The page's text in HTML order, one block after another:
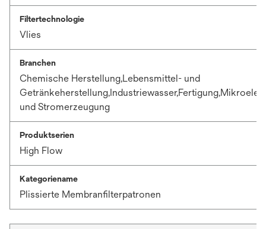
Filtertechnologie
Vlies
Branchen
Chemische Herstellung,Lebensmittel- und
und Stromerzeugung
Produktserien
High Flow
Kategoriename
Plissierte Membranfilterpatronen